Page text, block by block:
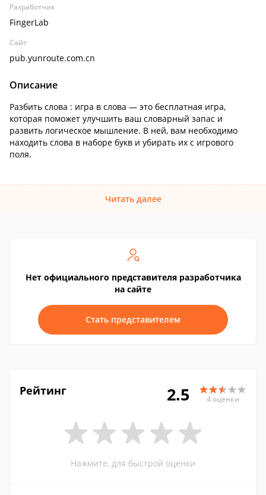
Разработчик
FingerLab
Сайт
pub.yunroute.com.cn
Описание
Разбить слова : игра в слова — это бесплатная игра,
которая поможет улучшить ваш словарный запас и
развить логическое мышление. В ней, вам необходимо
находить слова в наборе букв и убирать их с игрового
поля.
Читать далее
Нет официального представителя разработчика
на сайте
Стать представителем
Рейтинг 2.5 4 оценки
Нажмите, для быстрой оценки